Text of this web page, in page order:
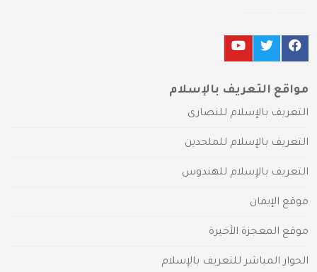
مواقع التعريف بالإسلام
التعريف بالإسلام للنصارى
التعريف بالإسلام للملحدين
التعريف بالإسلام للهندوس
موقع الإيمان
موقع المعجزة الأخيرة
الحوار المباشر للتعريف بالإسلام